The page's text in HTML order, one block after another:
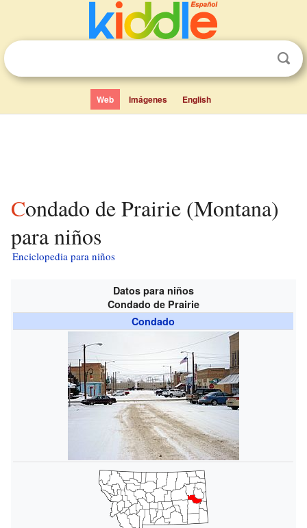
Web Imágenes English
Condado de Prairie (Montana)
para niños
Enciclopedia para niños
Datos para niños
Condado de Prairie
Condado